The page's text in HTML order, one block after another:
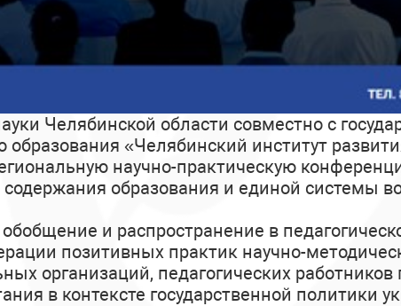
Челябинской области совместно с
«Челябинский институт
научно-практическую
образования и единой системы
и распространение в
позитивных практик научно-
организаций, педагогических
в контексте государственной политики